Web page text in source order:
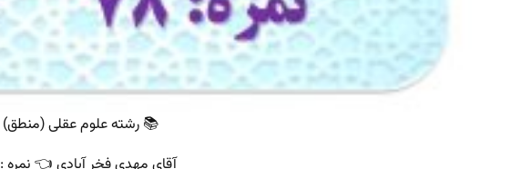
📚 رشته علوم عقلی (منطق)